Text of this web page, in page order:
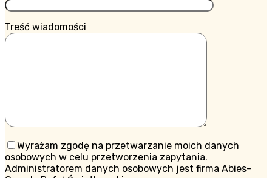
Treść wiadomości
Wyrażam zgodę na przetwarzanie moich danych
osobowych w celu przetworzenia zapytania.
Administratorem danych osobowych jest firma Abies-